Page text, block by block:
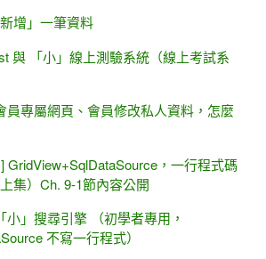
增」一筆資料
與 「小」線上測驗系統（線上考試系
員專屬網頁、會員修改私人資料，怎麼
GridView+SqlDataSource，一行程式碼
集）Ch. 9-1節內容公開
小」搜尋引擎 （初學者專用，
不寫一行程式）